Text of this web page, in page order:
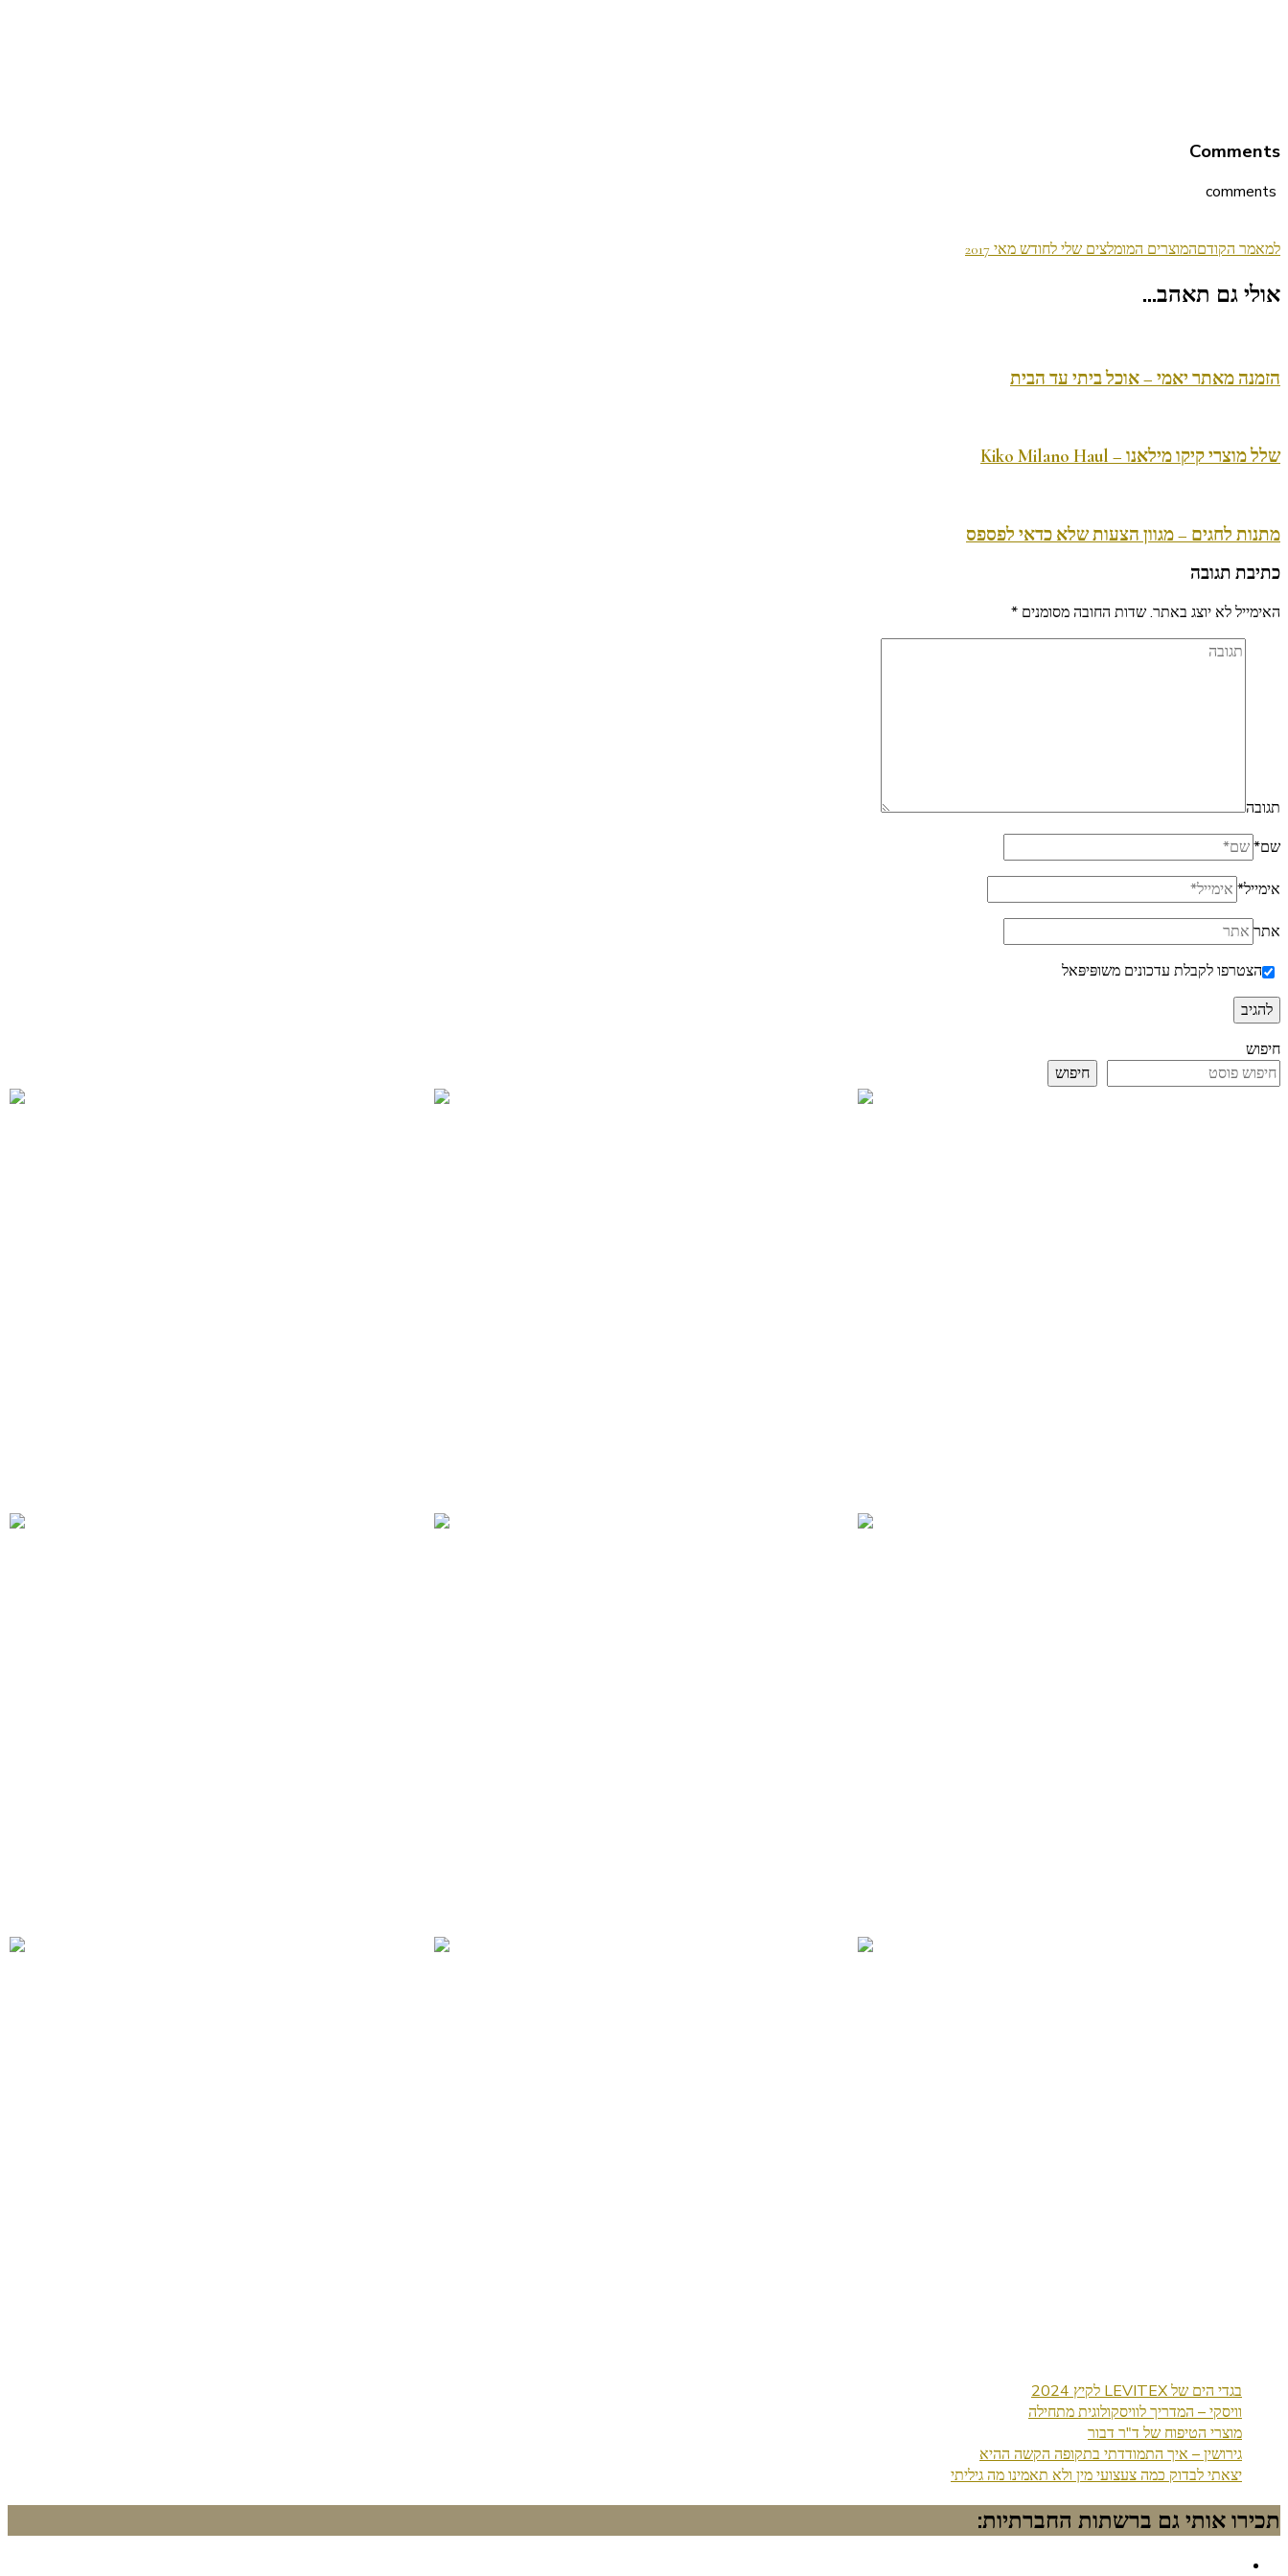
Comments
ניווט
בפוסטים
למאמר הקודםהמוצרים המומלצים שלי לחודש מאי 2017
אולי גם תאהב...
הזמנה מאתר יאמי – אוכל ביתי עד הבית
שלל מוצרי קיקו מילאנו – Kiko Milano Haul
מתנות לחגים – מגוון הצעות שלא כדאי לפספס
כתיבת תגובה
האימייל לא יוצג באתר.שדות החובה מסומנים *
תגובה
שם*
אימייל*
אתר
הצטרפו לקבלת עדכונים משופּיפּאל
חיפוש
חיפוש
בגדי הים של LEVITEX לקיץ 2024
וויסקי – המדריך לוויסקולוגית מתחילה
מוצרי הטיפוח של ד"ר דבור
גירושין – איך התמודדתי בתקופה הקשה ההיא
יצאתי לבדוק כמה צעצועי מין ולא תאמינו מה גיליתי
תכירו אותי גם ברשתות החברתיות: